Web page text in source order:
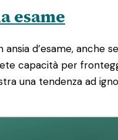
esame
d’esame, anche se
capacità per
una tendenza ad